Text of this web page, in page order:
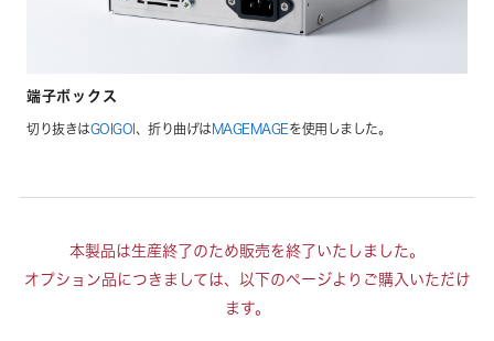
端子ボックス
切り抜きはGOIGOI 、折り曲げはMAGEMAGEを使用しました。
本製品は生産終了のため販売を終了いたしました。
オプション品につきましては、以下のページよりご購入いただけ
ます。